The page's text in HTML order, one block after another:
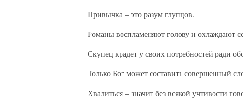
Привычка – это разум глупцов.
Романы воспламеняют голову и охлаждают
Скупец крадет у своих потребностей ради
Только Бог может составить совершенный
Хвалиться – значит без всякой учтивости